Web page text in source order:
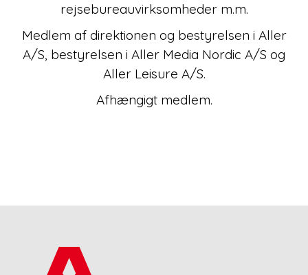
rejsebureauvirksomheder m.m.
Medlem af direktionen og bestyrelsen i Aller
A/S, bestyrelsen i Aller Media Nordic A/S og
Aller Leisure A/S.
Afhængigt medlem.